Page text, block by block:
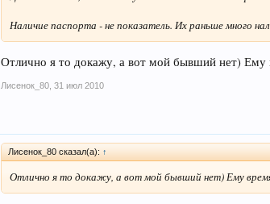
Наличие паспорта - не показатель. Их раньше много
Отлично я то докажу, а вот мой бывший нет) Ему
Лисенок_80 31 июл 2010
Лисенок_80 сказал(а): ↑
Отлично я то докажу, а вот мой бывший нет) Ему